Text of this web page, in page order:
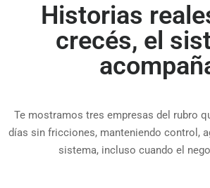
Historias
crecés, el
Te mostramos tres empresas del rubro
días sin fricciones, manteniendo control,
sistema, incluso cuando el